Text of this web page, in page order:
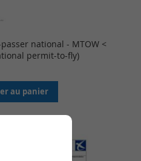
passer national - MTOW <
permit-to-fly)
au panier